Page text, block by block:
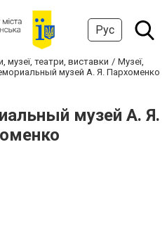
Рус
музеї, театри, виставки
Музеї,
музей А. Я. Пархоменко
музей А. Я.